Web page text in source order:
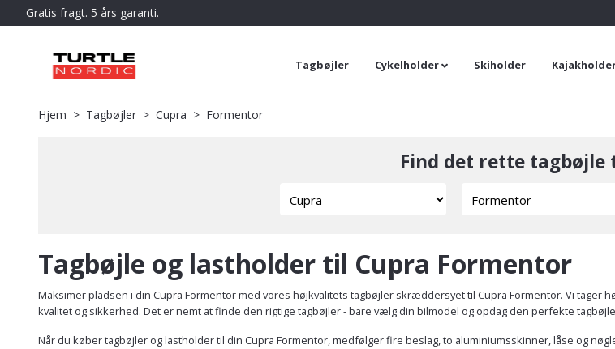
Gratis fragt. 5 års garanti.
Tagbøjler Cykelholder Skiholder
Hjem Tagbøjler Cupra Formentor
Find det rette tagbøjle
Tagbøjle og lastholder til Cupra Formentor
Maksimer pladsen i din Cupra Formentor med vores højkvalitets tagbøjler skræddersyet til Cupra Formentor. Vi
kvalitet og sikkerhed. Det er nemt at finde den rigtige tagbøjler - bare vælg din bilmodel og opdag den perfekte
Når du køber tagbøjler og lastholder til din Cupra Formentor, medfølger fire beslag, to aluminiumsskinner, låse og